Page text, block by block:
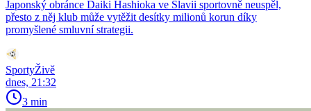
Japonský obránce Daiki Hashioka ve Slavii sportovně neuspěl,
přesto z něj klub může vytěžit desítky milionů korun díky
promyšlené smluvní strategii.
SportyŽivě
dnes, 21:32
3 min